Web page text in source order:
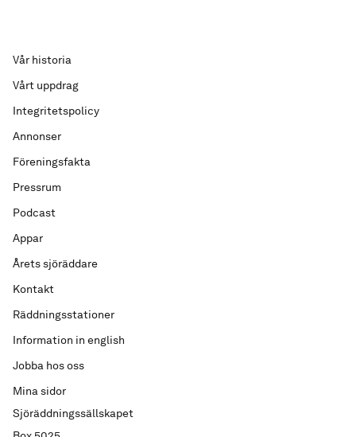
Sjöräddningssällskapet
Vår historia
Vårt uppdrag
Integritetspolicy
Annonser
Föreningsfakta
Pressrum
Podcast
Appar
Årets sjöräddare
Kontakt
Räddningsstationer
Information in english
Jobba hos oss
Mina sidor